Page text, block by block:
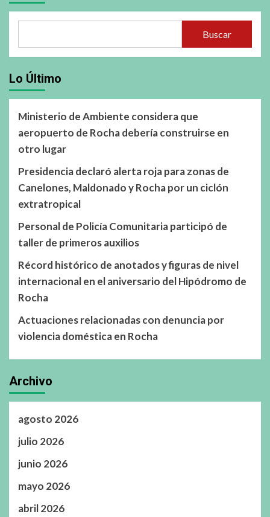
Buscar
Lo Último
Ministerio de Ambiente considera que
aeropuerto de Rocha debería construirse en
otro lugar
Presidencia declaró alerta roja para zonas de
Canelones, Maldonado y Rocha por un ciclón
extratropical
Personal de Policía Comunitaria participó de
taller de primeros auxilios
Récord histórico de anotados y figuras de nivel
internacional en el aniversario del Hipódromo de
Rocha
Actuaciones relacionadas con denuncia por
violencia doméstica en Rocha
Archivo
agosto 2026
julio 2026
junio 2026
mayo 2026
abril 2026